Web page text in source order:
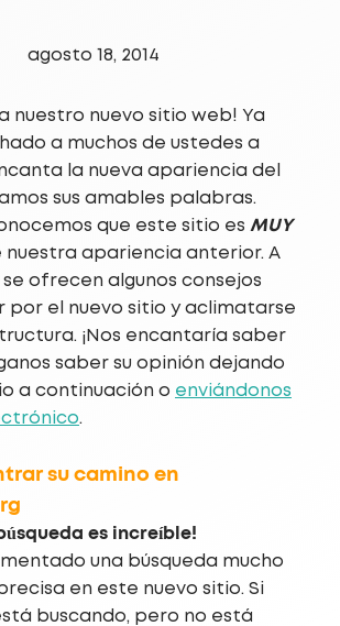
agosto 18, 2014
nuestro nuevo sitio web! Ya
a muchos de ustedes a
la nueva apariencia del
sus amables palabras.
que este sitio es MUY
nuestra apariencia anterior. A
ofrecen algunos consejos
por el nuevo sitio y aclimatarse
¡Nos encantaría saber
saber su opinión dejando
a continuación o enviándonos
.
su camino en
es increíble!
una búsqueda mucho
en este nuevo sitio. Si
buscando, pero no está